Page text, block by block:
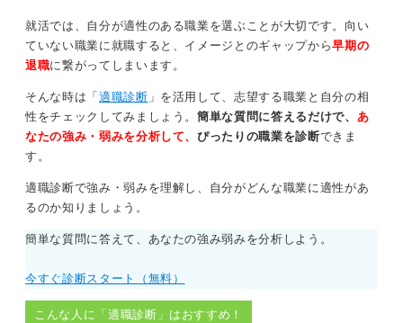
ントとともに徹底解説します。
就活では、自分が適性のある職業を選ぶことが大切です。向い
ていない職業に就職すると、イメージとのギャップから早期の
退職に繋がってしまいます。
そんな時は「 適職診断 」を活用して、志望する職業と自分の相
性をチェックしてみましょう。簡単な質問に答えるだけで、 あ
なたの強み・弱みを分析して、ぴったりの職業を診断できま
す。
適職診断で強み・弱みを理解し、自分がどんな職業に適性があ
るのか知りましょう。
簡単な質問に答えて、あなたの強み弱みを分析しよう。
今すぐ診断スタート（無料）
こんな人に「適職診断」はおすすめ！